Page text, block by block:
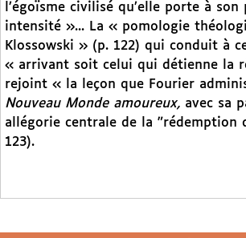
l’égoïsme civilisé qu’elle porte à son
intensité »... La « pomologie
Klossowski » (p. 122) qui conduit à
« arrivant soit celui qui détienne la
rejoint « la leçon que Fourier
Nouveau Monde amoureux, avec sa
allégorie centrale de la "rédemption
123).